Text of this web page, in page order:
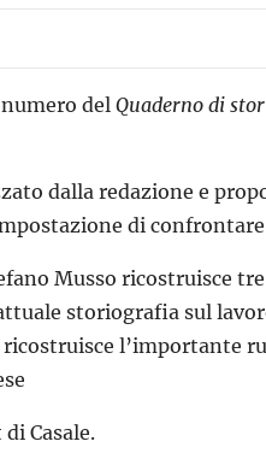
del Quaderno di
dalla redazione e
di
Musso ricostruisce
storiografia sul
l’importante
Casale.